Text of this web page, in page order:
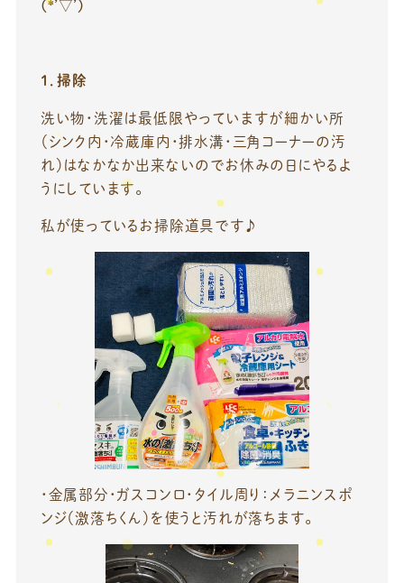
(*’▽’)
1．掃除
洗い物・洗濯は最低限やっていますが細かい所
（シンク内・冷蔵庫内・排水溝・三角コーナーの汚
れ）はなかなか出来ないのでお休みの日にやるよ
うにしています。
私が使っているお掃除道具です♪
・金属部分・ガスコンロ・タイル周り：メラニンスポ
ンジ（激落ちくん）を使うと汚れが落ちます。